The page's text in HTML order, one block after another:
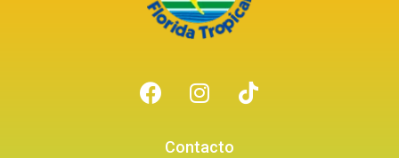
Contacto